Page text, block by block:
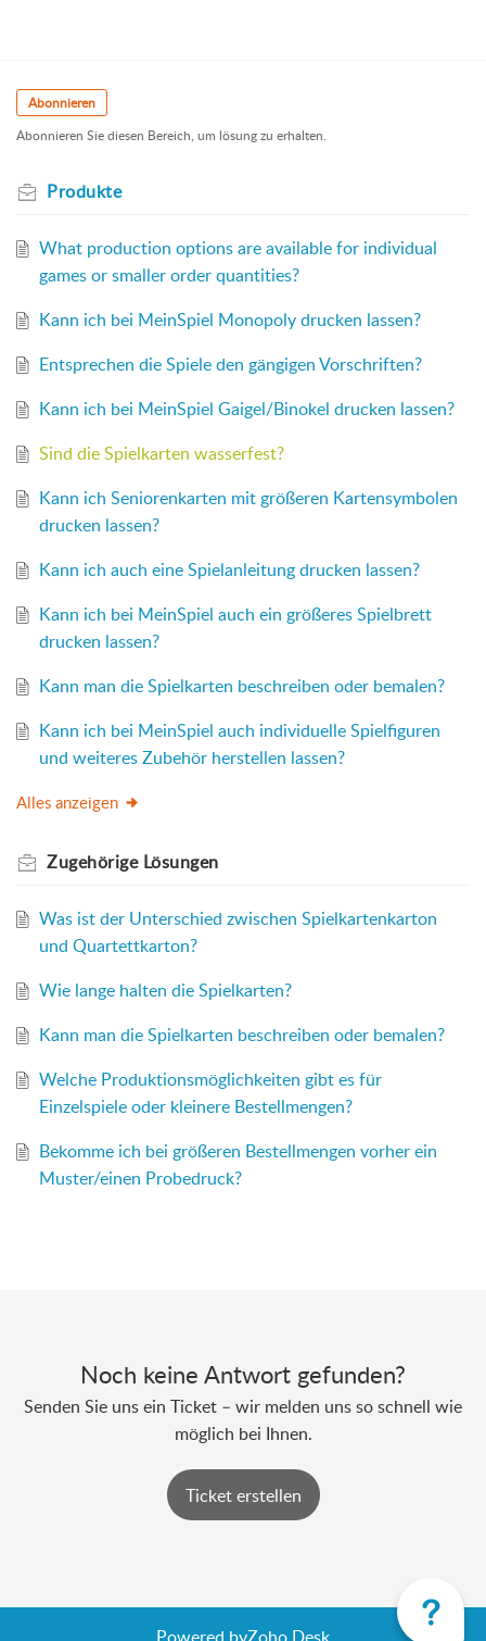
Abonnieren
Abonnieren Sie diesen Bereich, um lösung zu erhalten.
Produkte
What production options are available for individual
games or smaller order quantities?
Kann ich bei MeinSpiel Monopoly drucken lassen?
Entsprechen die Spiele den gängigen Vorschriften?
Kann ich bei MeinSpiel Gaigel/Binokel drucken lassen?
Sind die Spielkarten wasserfest?
Kann ich Seniorenkarten mit größeren Kartensymbolen
drucken lassen?
Kann ich auch eine Spielanleitung drucken lassen?
Kann ich bei MeinSpiel auch ein größeres Spielbrett
drucken lassen?
Kann man die Spielkarten beschreiben oder bemalen?
Kann ich bei MeinSpiel auch individuelle Spielfiguren
und weiteres Zubehör herstellen lassen?
Alles anzeigen
Zugehörige Lösungen
Was ist der Unterschied zwischen Spielkartenkarton
und Quartettkarton?
Wie lange halten die Spielkarten?
Kann man die Spielkarten beschreiben oder bemalen?
Welche Produktionsmöglichkeiten gibt es für
Einzelspiele oder kleinere Bestellmengen?
Bekomme ich bei größeren Bestellmengen vorher ein
Muster/einen Probedruck?
Noch keine Antwort gefunden?
Senden Sie uns ein Ticket – wir melden uns so schnell wie
möglich bei Ihnen.
Ticket erstellen